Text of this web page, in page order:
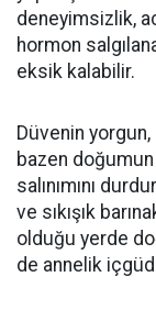
deneyimsizlik,
hormon
eksik kalabilir.
Düvenin
bazen
salınımını
ve sıkışık
olduğu yerde
de annelik